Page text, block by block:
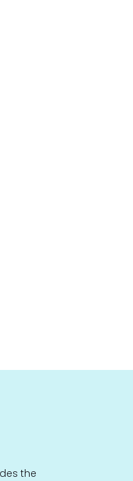
the